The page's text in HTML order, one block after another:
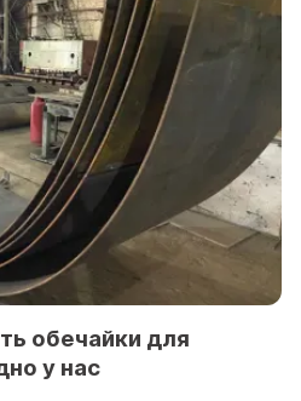
обечайки для
у нас